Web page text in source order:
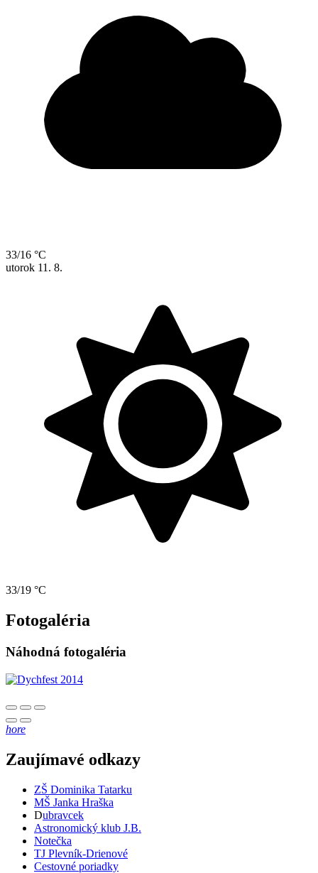
33/16 °C
utorok 11. 8.
33/19 °C
Fotogaléria
Náhodná fotogaléria
hore
Zaujímavé odkazy
ZŠ Dominika Tatarku
MŠ Janka Hraška
Dubravcek
Astronomický klub J.B.
Notečka
TJ Plevník-Drienové
Cestovné poriadky